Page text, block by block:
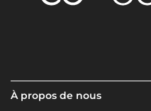
À propos de nous